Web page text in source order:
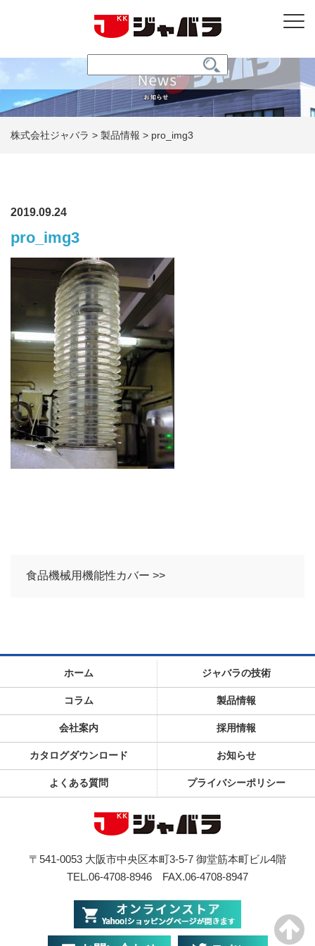
株式会社ジャバラ > 製品情報 > pro_img3
2019.09.24
pro_img3
食品機械用機能性カバー >>
ホーム ジャバラの技術
コラム 製品情報
会社案内 採用情報
カタログダウンロード お知らせ
よくある質問 プライバシーポリシー
〒541-0053 大阪市中央区本町3-5-7 御堂筋本町ビル4階
TEL.06-4708-8946 FAX.06-4708-8947